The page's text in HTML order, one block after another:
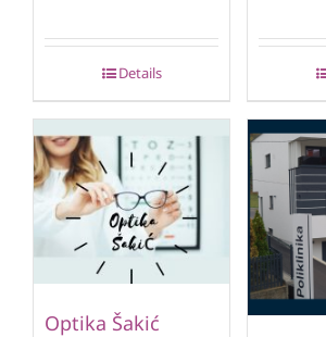
Details
Optika Šakić